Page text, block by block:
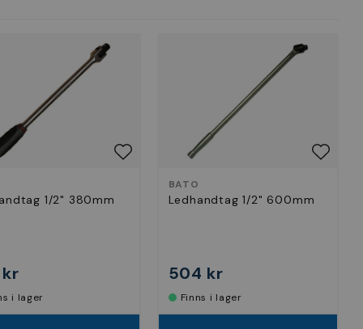
1/2" 380mm
kr
i lager
BATO
Ledhandtag 1/2" 600mm
504 kr
Finns i lager